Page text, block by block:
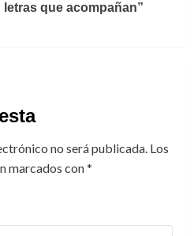
que acompañan”
no será publicada. Los
marcados con*